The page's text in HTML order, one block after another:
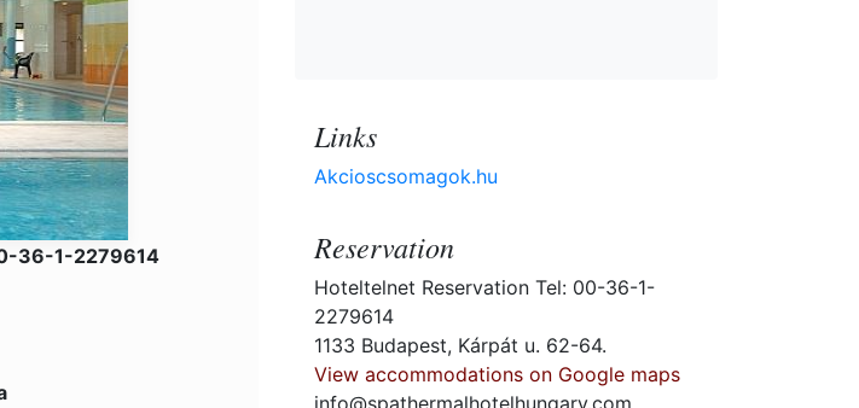
36-1-2279614
Links
Akcioscsomagok.hu
Reservation
Hoteltelnet Reservation Tel: 00-36-1-
2279614
1133 Budapest, Kárpát u. 62-64.
View accommodations on Google maps
info@spathermalhotelhungary.com